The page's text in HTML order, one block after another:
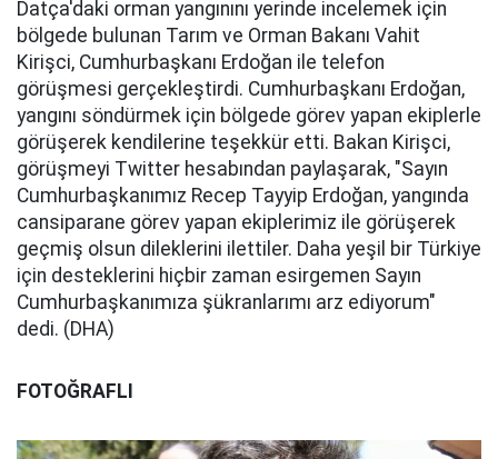
Datça'daki orman yangınını yerinde incelemek için
bölgede bulunan Tarım ve Orman Bakanı Vahit
Kirişci, Cumhurbaşkanı Erdoğan ile telefon
görüşmesi gerçekleştirdi. Cumhurbaşkanı Erdoğan,
yangını söndürmek için bölgede görev yapan ekiplerle
görüşerek kendilerine teşekkür etti. Bakan Kirişci,
görüşmeyi Twitter hesabından paylaşarak, "Sayın
Cumhurbaşkanımız Recep Tayyip Erdoğan, yangında
cansiparane görev yapan ekiplerimiz ile görüşerek
geçmiş olsun dileklerini ilettiler. Daha yeşil bir Türkiye
için desteklerini hiçbir zaman esirgemen Sayın
Cumhurbaşkanımıza şükranlarımı arz ediyorum"
dedi. (DHA)
FOTOĞRAFLI